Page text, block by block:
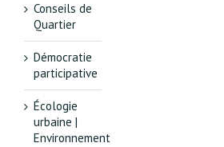
Conseils de
Quartier
Démocratie
participative
Écologie
urbaine |
Environnement